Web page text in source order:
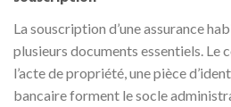
La souscription d’une assurance
plusieurs documents essentiels. Le
l’acte de propriété, une pièce
bancaire forment le socle